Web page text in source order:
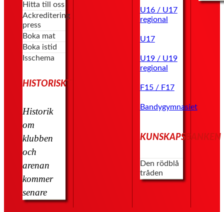
Hitta till oss
Ackreditering
press
Boka mat
Boka istid
Isschema
HISTORISKT
Historik
om
klubben
och
arenan
kommer
senare
U16 / U17
regional
U17
U19 / U19
regional
F15 / F17
Bandygymnasiet
KUNSKAPSBANKEN
Den rödblå
tråden